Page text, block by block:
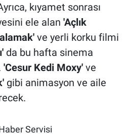
kıyamet sonrası
ele alan 'Açlık
ve yerli korku filmi
da bu hafta sinema
'Cesur Kedi Moxy've
gibi animasyon ve aile
Servisi